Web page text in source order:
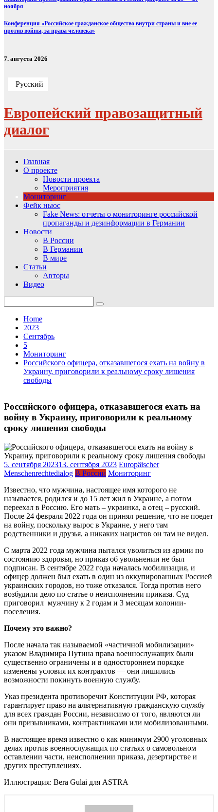
ноября
Конференция «Российское гражданское общество внутри страны и вне ее
против войны, за права человека»
7. августа 2026
Русский
Европейский правозащитный
диалог
Главная
О проекте
Новости проекта
Мероприятия
Мониторинг
Фейк ньюс
Fake News: отчеты о мониторинге российской
пропаганды и дезинформации в Германии
Новости
В России
В Германии
В мире
Статьи
Авторы
Видео
for:
Home
2023
Сентябрь
5
Мониторинг
Российского офицера, отказавшегося ехать на войну в
Украину, приговорили к реальному сроку лишения
свободы
Российского офицера, отказавшегося ехать на
войну в Украину, приговорили к реальному
сроку лишения свободы
5. сентября 202313. сентября 2023 Europäischer
Menschenrechtedialog В России Мониторинг
Известно, что мужчина, настоящее имя которого не
называется, родился и до 15 лет жил в Украине, а потом
переехал в Россию. Его мать – украинка, а отец – русский.
После 24 февраля 2022 года он принял решение, что не поедет
на войну, поскольку вырос в Украине, у него там
родственники и друзья, а никаких нацистов он там не видел.
С марта 2022 года мужчина пытался уволиться из армии по
состоянию здоровья, но приказ об увольнении не был
подписан. В сентябре 2022 года началась мобилизация, и
офицер должен был ехать в один из оккупированных Россией
украинских городов, но тоже отказался. Тогда против него
возбудили дело по статье о неисполнении приказа. Суд
приговорил мужчину к 2 годам и 3 месяцам колонии-
поселения.
Почему это важно?
После начала так называемой «частичной мобилизации»
указом Владимира Путина права военнослужащих были
существенно ограничены и в одностороннем порядке
изменены условия их контрактов — они лишились
возможности покинуть военную службу.
Указ президента противоречит Конституции РФ, которая
гарантирует право на альтернативную гражданскую службу
для всех граждан России, независимо от того, являются ли
они призывниками, контрактниками или мобилизованными.
В настоящее время известно о как минимум 2900 уголовных
делах против военнослужащих по статьях о самовольном
оставлении части, неисполнении приказа, дезертирстве и
других преступлениях.
Иллюстрация: Bera Gulai для ASTRA